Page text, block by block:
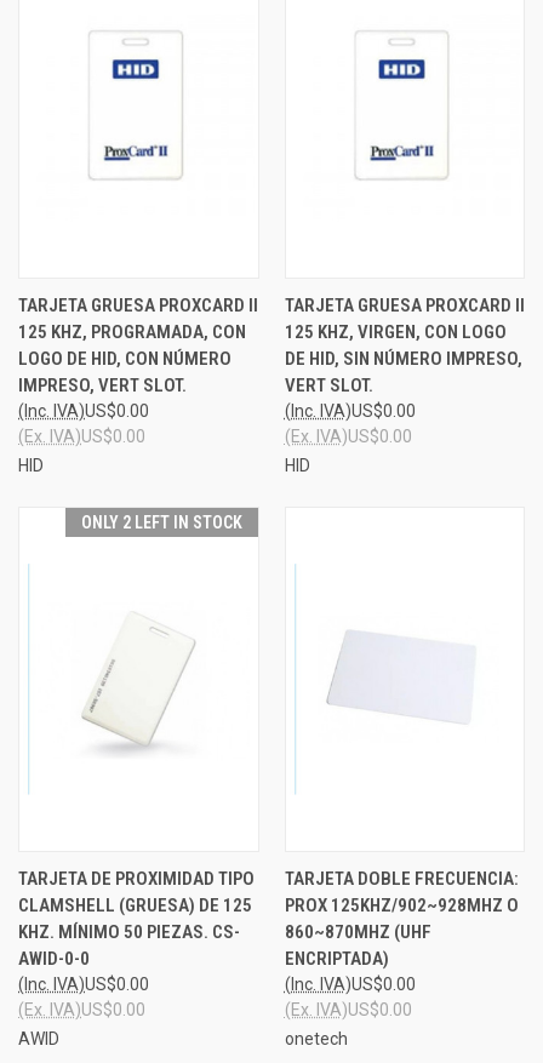
TARJETA GRUESA PROXCARD II
125 KHZ, PROGRAMADA, CON
LOGO DE HID, CON NÚMERO
IMPRESO, VERT SLOT.
US$0.00
(Inc. IVA)
US$0.00
(Ex. IVA)
HID
TARJETA GRUESA PROXCARD II
125 KHZ, VIRGEN, CON LOGO
DE HID, SIN NÚMERO IMPRESO,
VERT SLOT.
US$0.00
(Inc. IVA)
US$0.00
(Ex. IVA)
HID
ONLY 2 LEFT IN STOCK
TARJETA DE PROXIMIDAD TIPO
CLAMSHELL (GRUESA) DE 125
KHZ. MÍNIMO 50 PIEZAS. CS-
AWID-0-0
US$0.00
(Inc. IVA)
US$0.00
(Ex. IVA)
AWID
TARJETA DOBLE FRECUENCIA:
PROX 125KHZ/902~928MHZ O
860~870MHZ (UHF
ENCRIPTADA)
US$0.00
(Inc. IVA)
US$0.00
(Ex. IVA)
onetech